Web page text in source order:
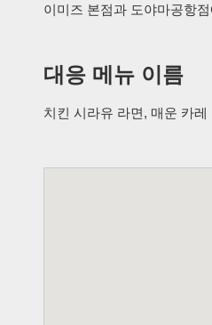
이미즈 본점과 도야마공항
대응 메뉴 이름
치킨 시라유 라면, 매운 카레